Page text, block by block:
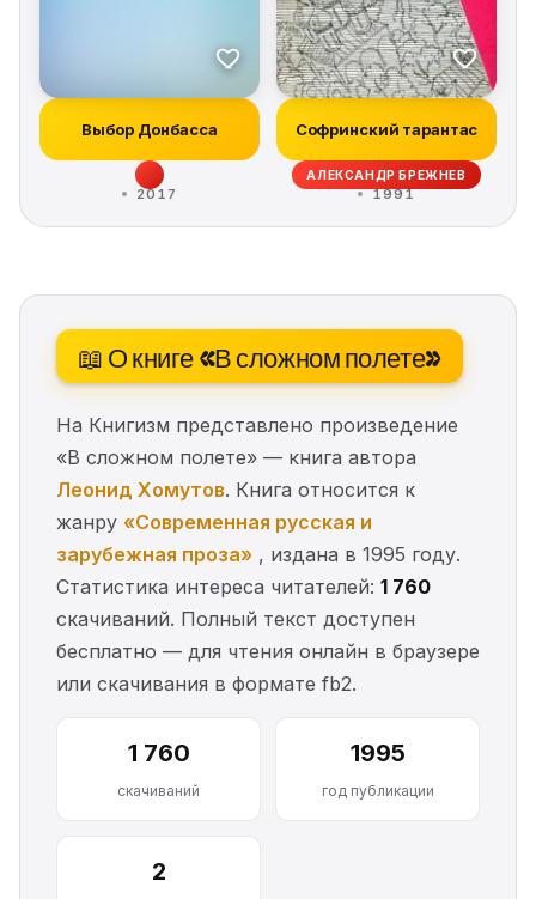
Выбор Донбасса
2017
Софринский тарантас
АЛЕКСАНДР БРЕЖНЕВ
1991
📖 О книге «В сложном полете»
На Книгизм представлено произведение
«В сложном полете» — книга автора
Леонид Хомутов. Книга относится к
жанру «Современная русская и
зарубежная проза» , издана в 1995 году.
Статистика интереса читателей: 1 760
скачиваний. Полный текст доступен
бесплатно — для чтения онлайн в браузере
или скачивания в формате fb2.
1 760
скачиваний
1995
год публикации
2